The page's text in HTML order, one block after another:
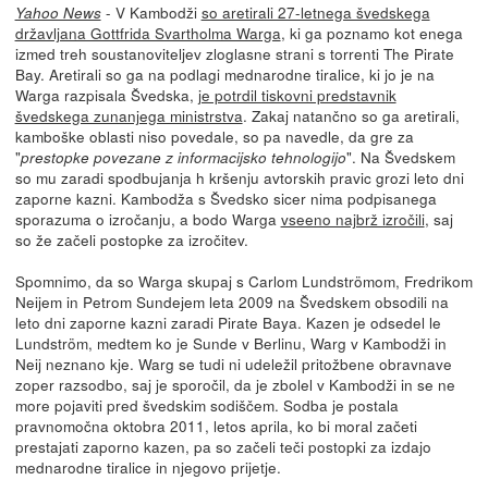
Yahoo News- V Kambodži so aretirali 27-letnega švedskega
državljana Gottfrida Svartholma Warga, ki ga poznamo kot enega
izmed treh soustanoviteljev zloglasne strani s torrenti The Pirate
Bay. Aretirali so ga na podlagi mednarodne tiralice, ki jo je na
Warga razpisala Švedska, je potrdil tiskovni predstavnik
švedskega zunanjega ministrstva. Zakaj natančno so ga aretirali,
kamboške oblasti niso povedale, so pa navedle, da gre za
"prestopke povezane z informacijsko tehnologijo". Na Švedskem
so mu zaradi spodbujanja h kršenju avtorskih pravic grozi leto dni
zaporne kazni. Kambodža s Švedsko sicer nima podpisanega
sporazuma o izročanju, a bodo Warga vseeno najbrž izročili, saj
so že začeli postopke za izročitev.
Spomnimo, da so Warga skupaj s Carlom Lundströmom, Fredrikom
Neijem in Petrom Sundejem leta 2009 na Švedskem obsodili na
leto dni zaporne kazni zaradi Pirate Baya. Kazen je odsedel le
Lundström, medtem ko je Sunde v Berlinu, Warg v Kambodži in
Neij neznano kje. Warg se tudi ni udeležil pritožbene obravnave
zoper razsodbo, saj je sporočil, da je zbolel v Kambodži in se ne
more pojaviti pred švedskim sodiščem. Sodba je postala
pravnomočna oktobra 2011, letos aprila, ko bi moral začeti
prestajati zaporno kazen, pa so začeli teči postopki za izdajo
mednarodne tiralice in njegovo prijetje.